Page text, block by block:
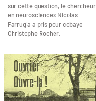
sur cette question, le chercheur
en neurosciences Nicolas
Farrugia a pris pour cobaye
Christophe Rocher.